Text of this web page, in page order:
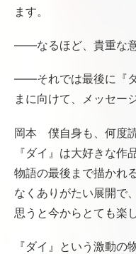
ます。
――なるほど、貴重な意
――それでは最後に『
まに向けて、メッセー
岡本 僕自身も、何度
『ダイ』は大好きな作
物語の最後まで描かれ
なくありがたい展開で
思うと今からとても楽
『ダイ』という激動の